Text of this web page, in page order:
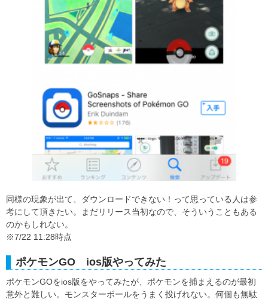
同様の現象が出て、ダウンロードできない！って思っている人は参
考にして頂きたい。まだリリース当初なので、そういうこともある
のかもしれない。
※7/22 11:28時点
ポケモンGO ios版やってみた
ポケモンGOをios版をやってみたが、ポケモンを捕まえるのが最初
意外と難しい。モンスターボールをうまく投げれない。何個も無駄